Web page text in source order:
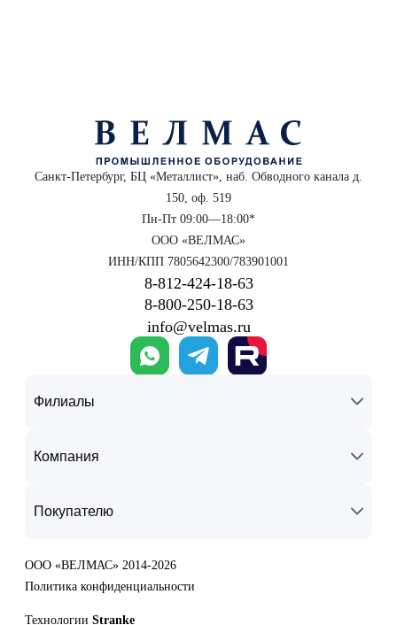
Санкт-Петербург, БЦ «Металлист», наб. Обводного канала д.
150, оф. 519
Пн-Пт 09:00—18:00*
ООО «ВЕЛМАС»
ИНН/КПП 7805642300/783901001
8‑812‑424‑18‑63
8‑800‑250‑18‑63
info@velmas.ru
Филиалы
Компания
Покупателю
ООО «ВЕЛМАС» 2014-2026
Политика конфиденциальности
Технологии Stranke